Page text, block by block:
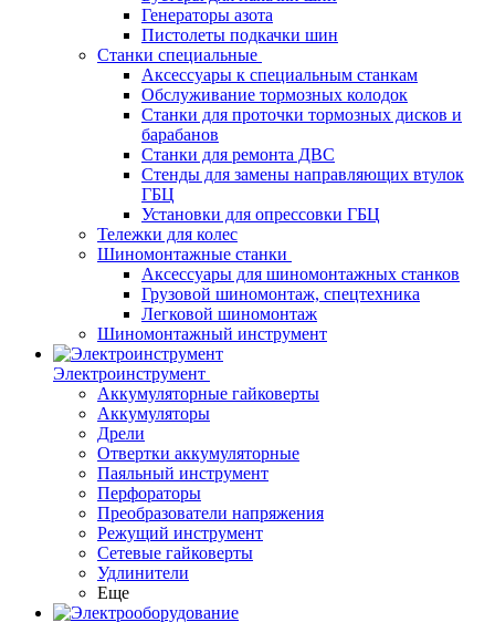
Генераторы азота
Пистолеты подкачки шин
Станки специальные
Аксессуары к специальным станкам
Обслуживание тормозных колодок
Станки для проточки тормозных дисков и
барабанов
Станки для ремонта ДВС
Стенды для замены направляющих втулок
ГБЦ
Установки для опрессовки ГБЦ
Тележки для колес
Шиномонтажные станки
Аксессуары для шиномонтажных станков
Грузовой шиномонтаж, спецтехника
Легковой шиномонтаж
Шиномонтажный инструмент
Электроинструмент
Аккумуляторные гайковерты
Аккумуляторы
Дрели
Отвертки аккумуляторные
Паяльный инструмент
Перфораторы
Преобразователи напряжения
Режущий инструмент
Сетевые гайковерты
Удлинители
Еще